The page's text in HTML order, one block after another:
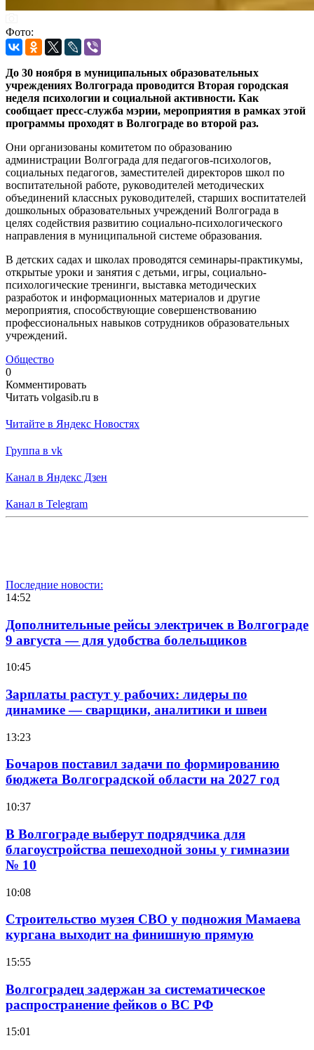
Фото:
До 30 ноября в муниципальных образовательных
учреждениях Волгограда проводится Вторая городская
неделя психологии и социальной активности. Как
сообщает пресс-служба мэрии, мероприятия в рамках этой
программы проходят в Волгограде во второй раз.
Они организованы комитетом по образованию
администрации Волгограда для педагогов-психологов,
социальных педагогов, заместителей директоров школ по
воспитательной работе, руководителей методических
объединений классных руководителей, старших воспитателей
дошкольных образовательных учреждений Волгограда в
целях содействия развитию социально-психологического
направления в муниципальной системе образования.
В детских садах и школах проводятся семинары-практикумы,
открытые уроки и занятия с детьми, игры, социально-
психологические тренинги, выставка методических
разработок и информационных материалов и другие
мероприятия, способствующие совершенствованию
профессиональных навыков сотрудников образовательных
учреждений.
Общество
0
Комментировать
Читать volgasib.ru в
Читайте в Яндекс Новостях
Группа в vk
Канал в Яндекс Дзен
Канал в Telegram
Последние новости:
14:52
Дополнительные рейсы электричек в Волгограде
9 августа — для удобства болельщиков
10:45
Зарплаты растут у рабочих: лидеры по
динамике — сварщики, аналитики и швеи
13:23
Бочаров поставил задачи по формированию
бюджета Волгоградской области на 2027 год
10:37
В Волгограде выберут подрядчика для
благоустройства пешеходной зоны у гимназии
№ 10
10:08
Строительство музея СВО у подножия Мамаева
кургана выходит на финишную прямую
15:55
Волгоградец задержан за систематическое
распространение фейков о ВС РФ
15:01